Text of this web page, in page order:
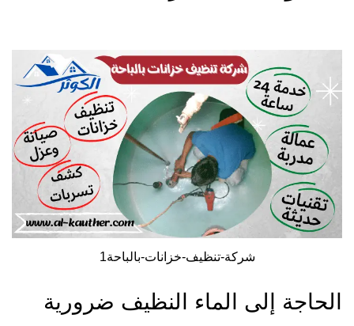
شركة-تنظيف-خزانات-بالباحة1
الحاجة إلى الماء النظيف ضرورية